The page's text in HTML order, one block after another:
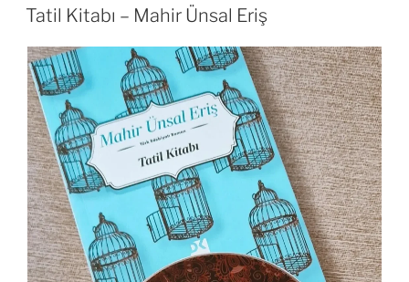
TARIHI
Tatil Kitabı – Mahir Ünsal Eriş